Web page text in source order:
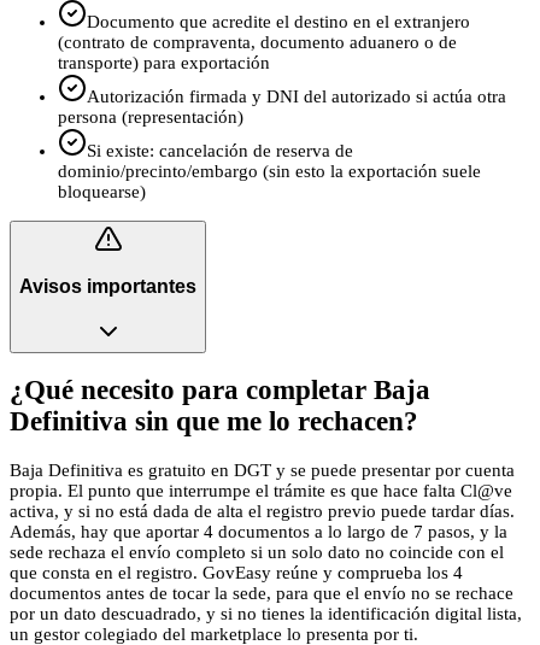
Documento que acredite el destino en el extranjero
(contrato de compraventa, documento aduanero o de
transporte) para exportación
Autorización firmada y DNI del autorizado si actúa otra
persona (representación)
Si existe: cancelación de reserva de
dominio/precinto/embargo (sin esto la exportación suele
bloquearse)
Avisos importantes
¿Qué necesito para completar Baja
Definitiva sin que me lo rechacen?
Baja Definitiva es gratuito en DGT y se puede presentar por cuenta
propia. El punto que interrumpe el trámite es que hace falta Cl@ve
activa, y si no está dada de alta el registro previo puede tardar días.
Además, hay que aportar 4 documentos a lo largo de 7 pasos, y la
sede rechaza el envío completo si un solo dato no coincide con el
que consta en el registro. GovEasy reúne y comprueba los 4
documentos antes de tocar la sede, para que el envío no se rechace
por un dato descuadrado, y si no tienes la identificación digital lista,
un gestor colegiado del marketplace lo presenta por ti.